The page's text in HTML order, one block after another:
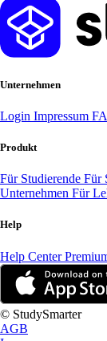
Unternehmen
Login Impressum
Produkt
Für Studierende Für
Unternehmen Für
Help
Help Center
© StudySmarter
AGB